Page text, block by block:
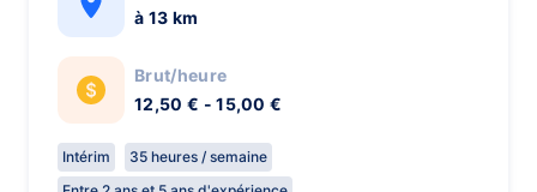
à 13 km
Brut/heure
12,50 € - 15,00 €
Intérim
35 heures / semaine